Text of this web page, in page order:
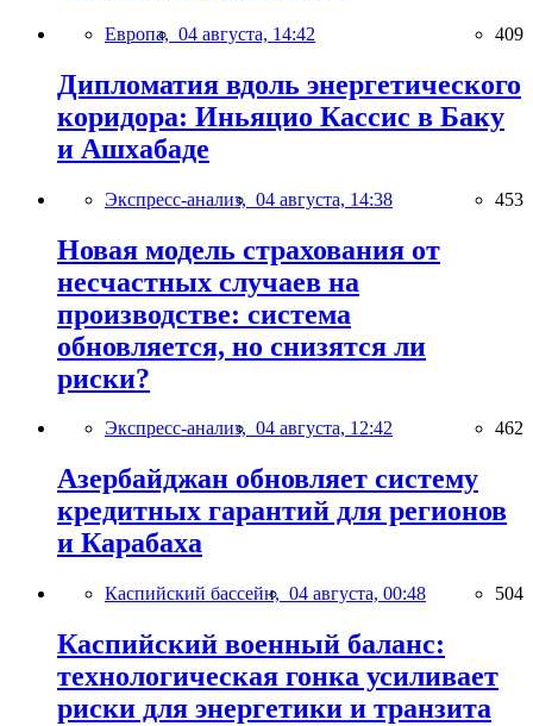
Европа, 04 августа, 14:42 409
Дипломатия вдоль энергетического
коридора: Иньяцио Кассис в Баку
и Ашхабаде
Экспресс-анализ, 04 августа, 14:38 453
Новая модель страхования от
несчастных случаев на
производстве: система
обновляется, но снизятся ли
риски?
Экспресс-анализ, 04 августа, 12:42 462
Азербайджан обновляет систему
кредитных гарантий для регионов
и Карабаха
Каспийский бассейн, 04 августа, 00:48 504
Каспийский военный баланс:
технологическая гонка усиливает
риски для энергетики и транзита